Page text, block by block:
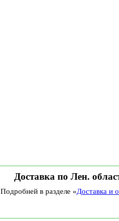
Доставка по Лен.
Подробней в разделе «Доставка и